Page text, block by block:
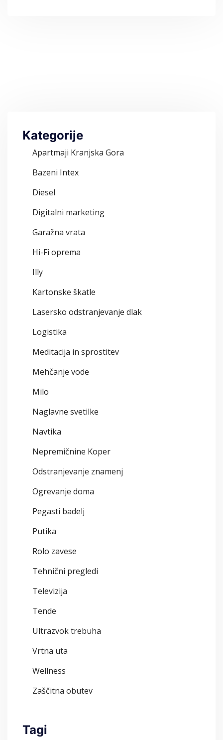
Kategorije
Apartmaji Kranjska Gora
Bazeni Intex
Diesel
Digitalni marketing
Garažna vrata
Hi-Fi oprema
Illy
Kartonske škatle
Lasersko odstranjevanje dlak
Logistika
Meditacija in sprostitev
Mehčanje vode
Milo
Naglavne svetilke
Navtika
Nepremičnine Koper
Odstranjevanje znamenj
Ogrevanje doma
Pegasti badelj
Putika
Rolo zavese
Tehnični pregledi
Televizija
Tende
Ultrazvok trebuha
Vrtna uta
Wellness
Zaščitna obutev
Tagi